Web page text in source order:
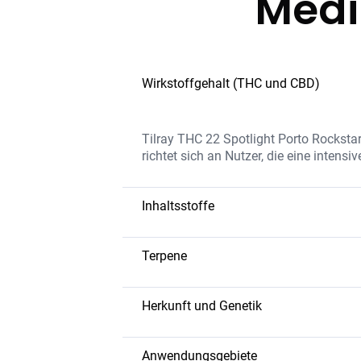
Wirkstoffgehalt (THC und CBD)
Tilray THC 22 Spotlight Porto
richtet sich an Nutzer, die eine
Inhaltsstoffe
Die Sorte enthält eine hohe THC-
beruhigende Wirkung fördern. Porto
Terpene
Myrcen– Erdiges Aroma;
Caryophyllen– Würzig und erdig;
Herkunft und Genetik
Porto Rockstar ist eine Indica-
hervorgegangen ist. Sie ist bekannt
Anwendungsgebiete